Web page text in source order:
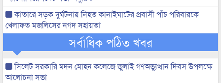
কাতারে সড়ক দুর্ঘটনায় নিহত কানাইঘাটের প্রবাসী পাঁচ পরিবারকে
খেলাফত মজলিসের নগদ সহায়তা
সর্বাধিক পঠিত খবর
সিলেট সরকারি মদন মোহন কলেজে জুলাই গণঅভ্যুত্থান দিবস উপলক্ষে
আলোচনা সভা